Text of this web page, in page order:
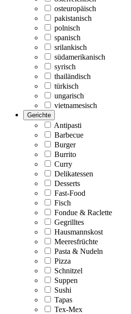
osteuropäisch
pakistanisch
polnisch
spanisch
srilankisch
südamerikanisch
syrisch
thailändisch
türkisch
ungarisch
vietnamesisch
Gerichte
Antipasti
Barbecue
Burger
Burrito
Curry
Delikatessen
Desserts
Fast-Food
Fisch
Fondue & Raclette
Gegrilltes
Hausmannskost
Meeresfrüchte
Pasta & Nudeln
Pizza
Schnitzel
Suppen
Sushi
Tapas
Tex-Mex